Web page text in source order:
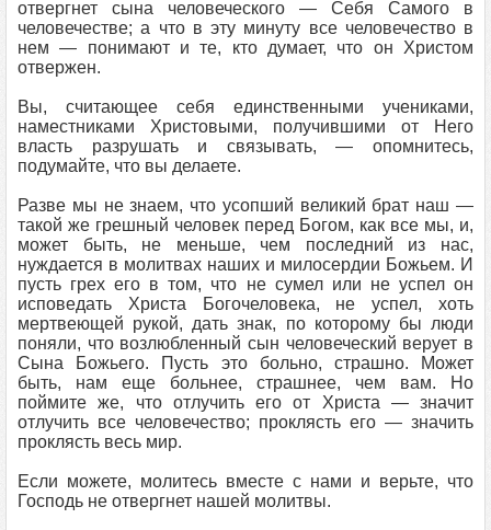
отвергнет сына человеческого — Себя Самого в
человечестве; а что в эту минуту все человечество в
нем — понимают и те, кто думает, что он Христом
отвержен.
Вы, считающее себя единственными учениками,
наместниками Христовыми, получившими от Него
власть разрушать и связывать, — опомнитесь,
подумайте, что вы делаете.
Разве мы не знаем, что усопший великий брат наш —
такой же грешный человек перед Богом, как все мы, и,
может быть, не меньше, чем последний из нас,
нуждается в молитвах наших и милосердии Божьем. И
пусть грех его в том, что не сумел или не успел он
исповедать Христа Богочеловека, не успел, хоть
мертвеющей рукой, дать знак, по которому бы люди
поняли, что возлюбленный сын человеческий верует в
Сына Божьего. Пусть это больно, страшно. Может
быть, нам еще больнее, страшнее, чем вам. Но
поймите же, что отлучить его от Христа — значит
отлучить все человечество; проклясть его — значить
проклясть весь мир.
Если можете, молитесь вместе с нами и верьте, что
Господь не отвергнет нашей молитвы.